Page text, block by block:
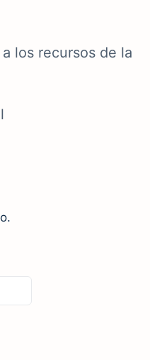
los recursos de la